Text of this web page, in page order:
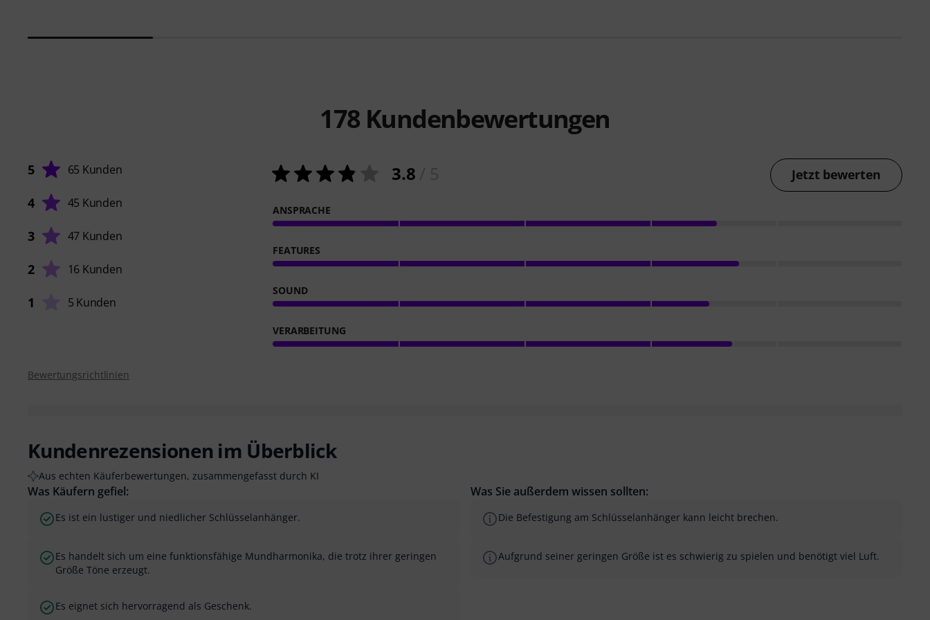
178 Kundenbewertungen
5 65 Kunden
4 45 Kunden
3 47 Kunden
2 16 Kunden
1 5 Kunden
3.8 Jetzt bewerten
ANSPRACHE
FEATURES
SOUND
VERARBEITUNG
Bewertungsrichtlinien
Kundenrezensionen im Überblick
Aus echten Käuferbewertungen, zusammengefasst durch KI
Was Käufern gefiel:
Es ist ein lustiger und niedlicher Schlüsselanhänger.
Es handelt sich um eine funktionsfähige Mundharmonika, die trotz ihrer geringen
Größe Töne erzeugt.
Es eignet sich hervorragend als Geschenk.
Was Sie außerdem wissen sollten:
Die Befestigung am Schlüsselanhänger kann leicht brechen.
Aufgrund seiner geringen Größe ist es schwierig zu spielen und benötigt viel Luft.